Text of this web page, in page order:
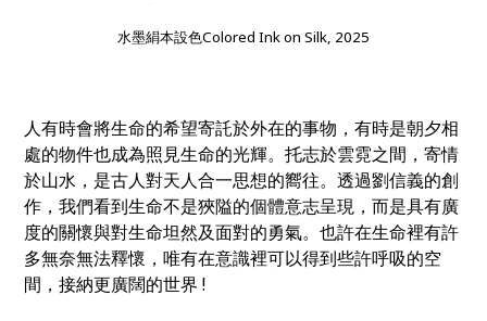
水墨絹本設色Colored Ink on Silk, 2025
人有時會將生命的希望寄託於外在的事物，有時是朝夕相
處的物件也成為照見生命的光輝。托志於雲霓之間，寄情
於山水，是古人對天人合一思想的嚮往。透過劉信義的創
作，我們看到生命不是狹隘的個體意志呈現，而是具有廣
度的關懷與對生命坦然及面對的勇氣。也許在生命裡有許
多無奈無法釋懷，唯有在意識裡可以得到些許呼吸的空
間，接納更廣闊的世界 !